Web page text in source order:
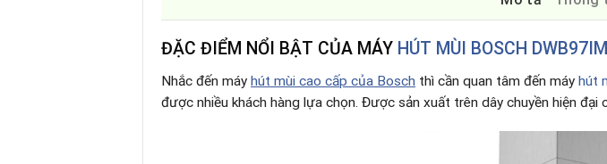
ĐẶC ĐIỂM NỔI BẬT CỦA MÁY HÚT MÙI BOSCH
Nhắc đến máy hút mùi cao cấp của Bosch thì cần quan tâm đến máy hút
được nhiều khách hàng lựa chọn. Được sản xuất trên dây chuyền hiện